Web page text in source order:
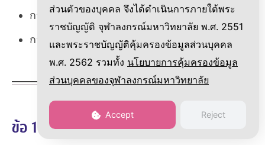
การตั้งค่าคุกกี้ในInternet Explorer
การตั้งค่าคุกกี้ใน
Firefox
ข้อ 12. ท่านจะติดต่อจุฬาฯ ได้อย่างไร
ส่วนตัวของบุคคล จึงได้ดำเนินการภายใต้พระ
ราชบัญญัติ จุฬาลงกรณ์มหาวิทยาลัย พ.ศ. 2551
และพระราชบัญญัติคุ้มครองข้อมูลส่วนบุคคล
พ.ศ. 2562 รวมทั้ง นโยบายการคุ้มครองข้อมูล
ส่วนบุคคลของจุฬาลงกรณ์มหาวิทยาลัย
Accept Reject